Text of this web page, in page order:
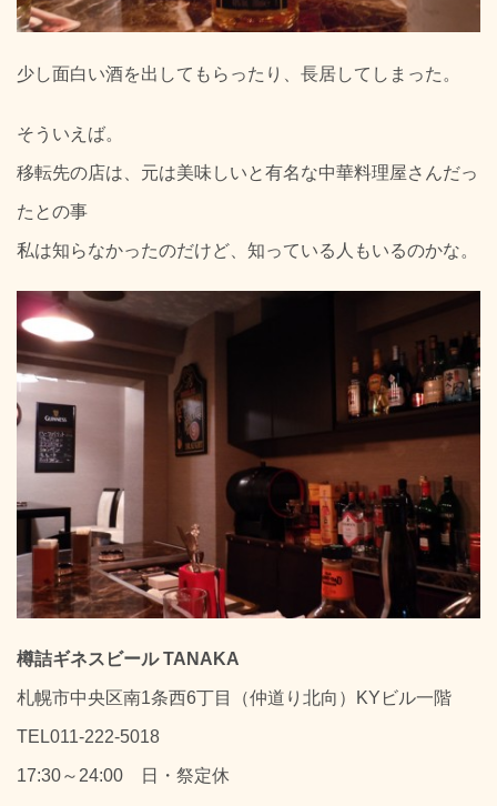
少し面白い酒を出してもらったり、長居してしまった。
そういえば。
移転先の店は、元は美味しいと有名な中華料理屋さんだっ
たとの事
私は知らなかったのだけど、知っている人もいるのかな。
樽詰ギネスビール TANAKA
札幌市中央区南1条西6丁目（仲道り北向）KYビル一階
TEL011-222-5018
17:30～24:00 日・祭定休